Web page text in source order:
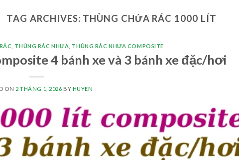
TAG ARCHIVES: THÙNG CHỨA RÁC 1000 LÍT
THÙNG RÁC NHỰA THÙNG RÁC NHỰA COMPOSITE
4 bánh xe và 3 bánh xe đặc/hơi
ON 2 THÁNG 1, 2026 BY HUYEN